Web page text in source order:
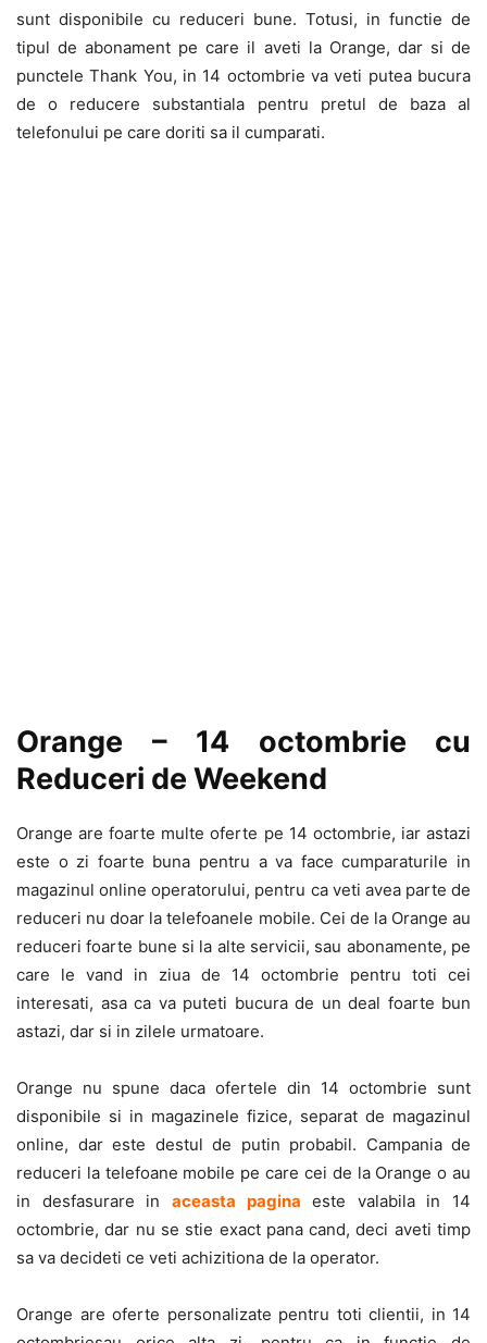
sunt disponibile cu reduceri bune. Totusi, in functie de
tipul de abonament pe care il aveti la Orange, dar si de
punctele Thank You, in 14 octombrie va veti putea bucura
de o reducere substantiala pentru pretul de baza al
telefonului pe care doriti sa il cumparati.
Orange – 14 octombrie cu
Reduceri de Weekend
Orange are foarte multe oferte pe 14 octombrie, iar astazi
este o zi foarte buna pentru a va face cumparaturile in
magazinul online operatorului, pentru ca veti avea parte de
reduceri nu doar la telefoanele mobile. Cei de la Orange au
reduceri foarte bune si la alte servicii, sau abonamente, pe
care le vand in ziua de 14 octombrie pentru toti cei
interesati, asa ca va puteti bucura de un deal foarte bun
astazi, dar si in zilele urmatoare.
Orange nu spune daca ofertele din 14 octombrie sunt
disponibile si in magazinele fizice, separat de magazinul
online, dar este destul de putin probabil. Campania de
reduceri la telefoane mobile pe care cei de la Orange o au
in desfasurare in aceasta pagina este valabila in 14
octombrie, dar nu se stie exact pana cand, deci aveti timp
sa va decideti ce veti achizitiona de la operator.
Orange are oferte personalizate pentru toti clientii, in 14